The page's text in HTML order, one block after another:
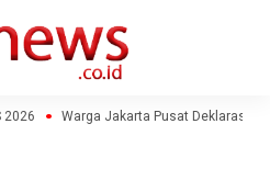
Warga Jakarta Pusat Deklarasi